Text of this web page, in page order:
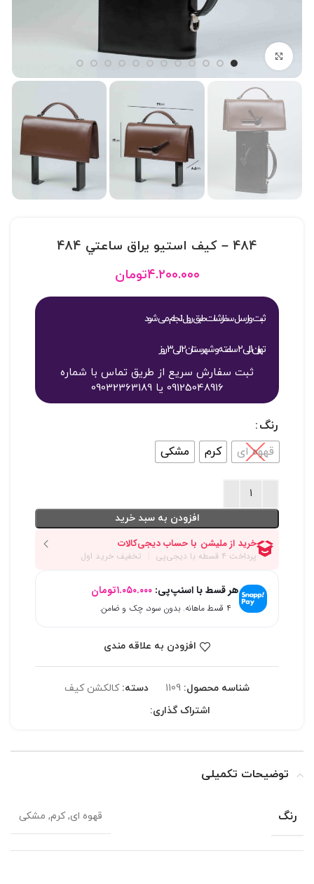
بزرگنمایی تصویر
484 – کيف استيو يراق ساعتي 484
۴.۲۰۰.۰۰۰تومان
ثبت و ارسال سفارشات طبق روال انجام می شود
تهران 1 الی 2 ساعته و شهرستان 2 الی 3 روز
ثبت سفارش سریع از طریق تماس با شماره
09125048916 یا 09032363189
رنگ
قهوه ای
کرم مشکی
افزودن به سبد خرید
هر قسط با اسنپ‌پی: ۱.۰۵۰.۰۰۰تومان
۴ قسط ماهانه. بدون سود، چک و ضامن.
افزودن به علاقه مندی
شناسه محصول: 1109 دسته: کالکشن کیف
اشتراک گذاری:
توضیحات تکمیلی
رنگ قهوه ای, کرم, مشکی